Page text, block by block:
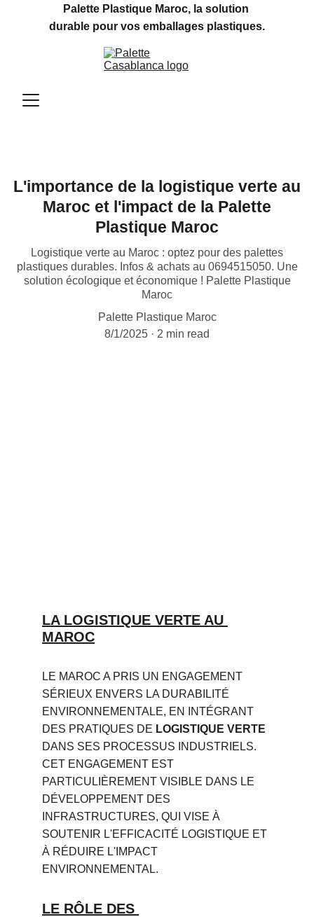
Palette Plastique Maroc, la solution
durable pour vos emballages plastiques.
L'importance de la logistique verte au
Maroc et l'impact de la Palette
Plastique Maroc
Logistique verte au Maroc : optez pour des palettes
plastiques durables. Infos & achats au 0694515050. Une
solution écologique et économique ! Palette Plastique
Maroc
Palette Plastique Maroc
8/1/2025
2 min read
LA LOGISTIQUE VERTE AU
MAROC
LE MAROC A PRIS UN ENGAGEMENT
SÉRIEUX ENVERS LA DURABILITÉ
ENVIRONNEMENTALE, EN INTÉGRANT
DES PRATIQUES DE LOGISTIQUE VERTE
DANS SES PROCESSUS INDUSTRIELS.
CET ENGAGEMENT EST
PARTICULIÈREMENT VISIBLE DANS LE
DÉVELOPPEMENT DES
INFRASTRUCTURES, QUI VISE À
SOUTENIR L'EFFICACITÉ LOGISTIQUE ET
À RÉDUIRE L'IMPACT
ENVIRONNEMENTAL.
LE RÔLE DES